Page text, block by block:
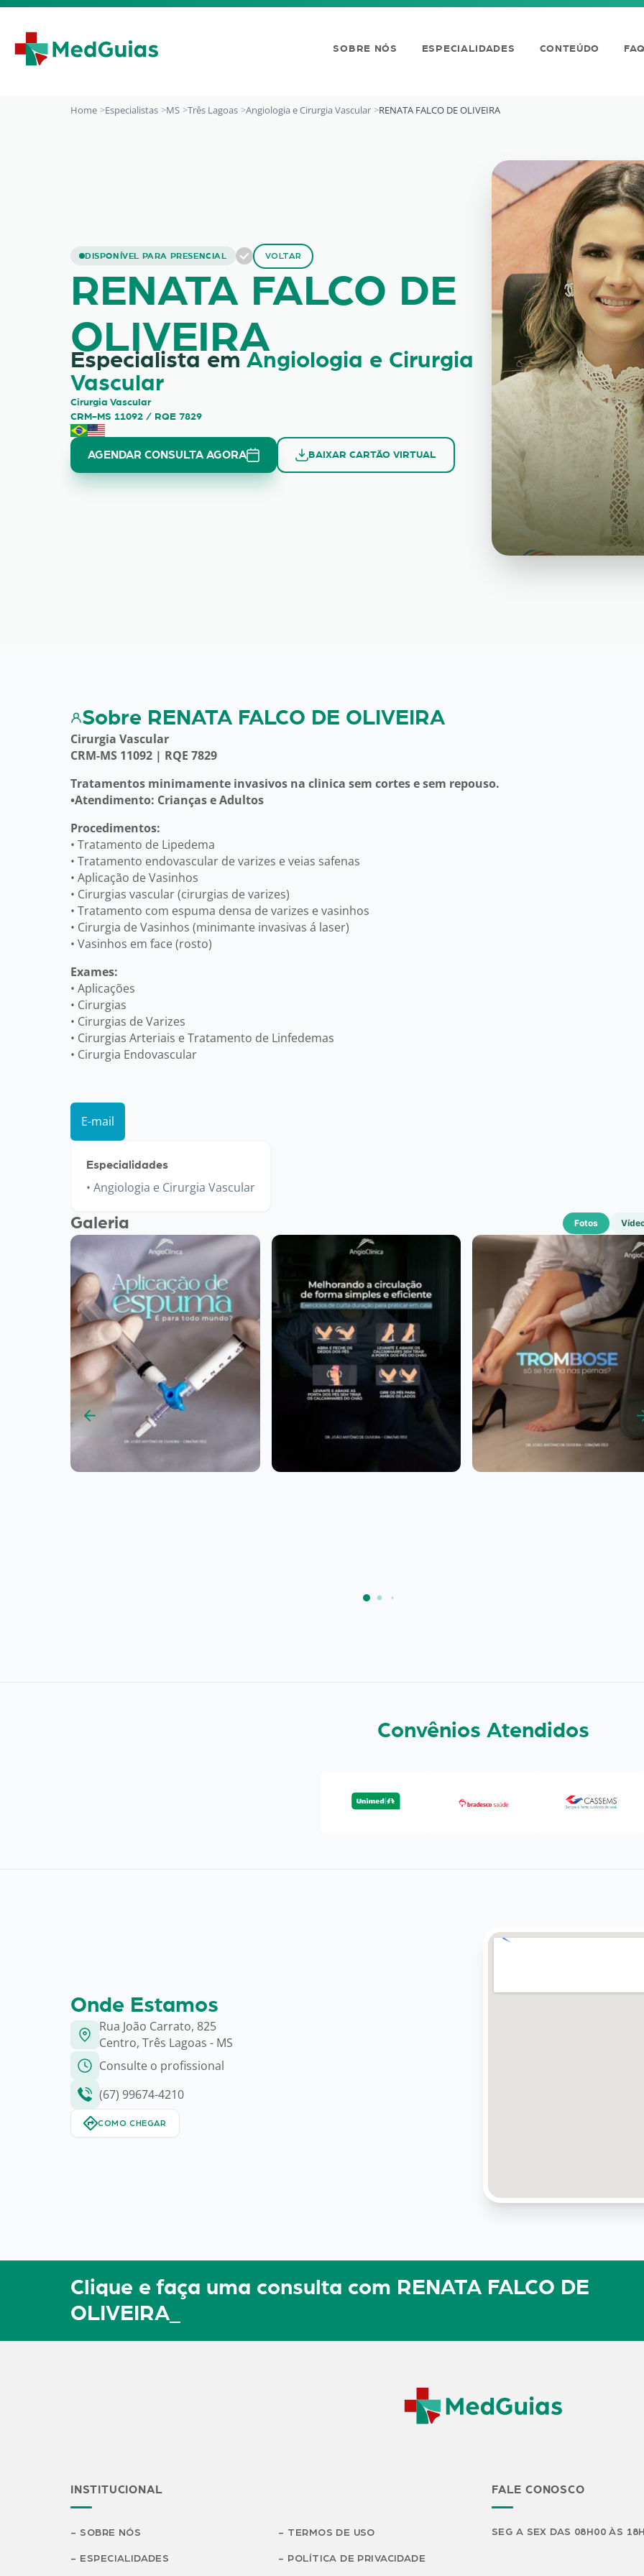
Ir para o conteúdo
SOBRE NÓS ESPECIALIDADES CONTEÚDO
Home Especialistas MS Três Lagoas Angiologia e Cirurgia Vascular RENATA FALCO DE OLIVEIRA
DISPONÍVEL PARA PRESENCIAL VOLTAR
RENATA FALCO DE OLIVEIRA
RENATA FALCO DE
OLIVEIRA
Especialista em Angiologia e Cirurgia
Vascular
Cirurgia Vascular
CRM-MS 11092 / RQE 7829
AGENDAR CONSULTA AGORA BAIXAR CARTÃO VIRTUAL
Sobre RENATA FALCO DE OLIVEIRA
Cirurgia Vascular
CRM-MS 11092 | RQE 7829
Tratamentos minimamente invasivos na clinica sem cortes e sem repouso.
•Atendimento: Crianças e Adultos
Procedimentos:
• Tratamento de Lipedema
• Tratamento endovascular de varizes e veias safenas
• Aplicação de Vasinhos
• Cirurgias vascular (cirurgias de varizes)
• Tratamento com espuma densa de varizes e vasinhos
• Cirurgia de Vasinhos (minimante invasivas á laser)
• Vasinhos em face (rosto)
Exames:
• Aplicações
• Cirurgias
• Cirurgias de Varizes
• Cirurgias Arteriais e Tratamento de Linfedemas
• Cirurgia Endovascular
E-mail
Especialidades
Angiologia e Cirurgia Vascular
Galeria Fotos
Convênios Atendidos
Onde Estamos
Rua João Carrato, 825
Centro, Três Lagoas - MS
Consulte o profissional
(67) 99674-4210
COMO CHEGAR
Clique e faça uma consulta com RENATA FALCO DE
OLIVEIRA_
INSTITUCIONAL
SOBRE NÓS
ESPECIALIDADES
TERMOS DE USO
POLÍTICA DE PRIVACIDADE
FALE CONOSCO
SEG A SEX DAS 08H00 ÀS